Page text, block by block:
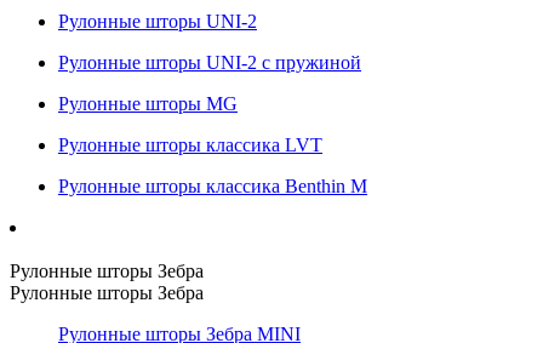
Рулонные шторы UNI-2
Рулонные шторы UNI-2 с пружиной
Рулонные шторы MG
Рулонные шторы классика LVT
Рулонные шторы классика Benthin M
Рулонные шторы Зебра
Рулонные шторы Зебра
Рулонные шторы Зебра MINI